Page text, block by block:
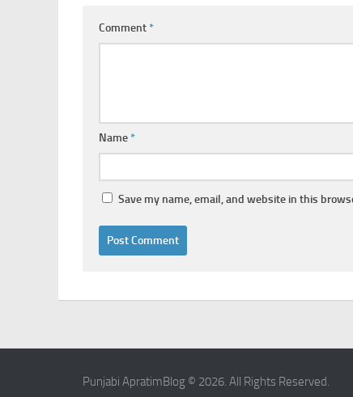
Comment*
Name*
Save my name, email, and website in this
Punjabi ApratimBlog © 2026. All Rights Reserved.